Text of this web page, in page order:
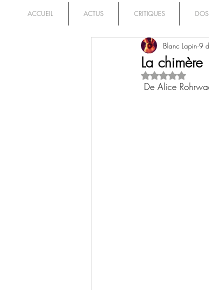
ACCUEIL ACTUS CRITIQUES
La chimère
Blanc Lapin 9
Noté NaN
De Alice